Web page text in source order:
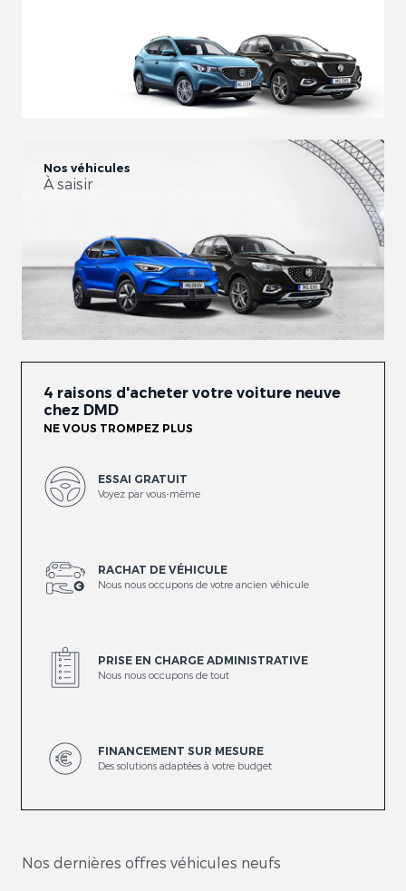
Nos véhicules
À saisir
4 raisons d'acheter votre voiture neuve
chez DMD
NE VOUS TROMPEZ PLUS
ESSAI GRATUIT
Voyez par vous-même
RACHAT DE VÉHICULE
Nous nous occupons de votre ancien véhicule
PRISE EN CHARGE ADMINISTRATIVE
Nous nous occupons de tout
FINANCEMENT SUR MESURE
Des solutions adaptées à votre budget
Nos dernières offres véhicules neufs